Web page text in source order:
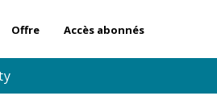
Offre Accès abonnés